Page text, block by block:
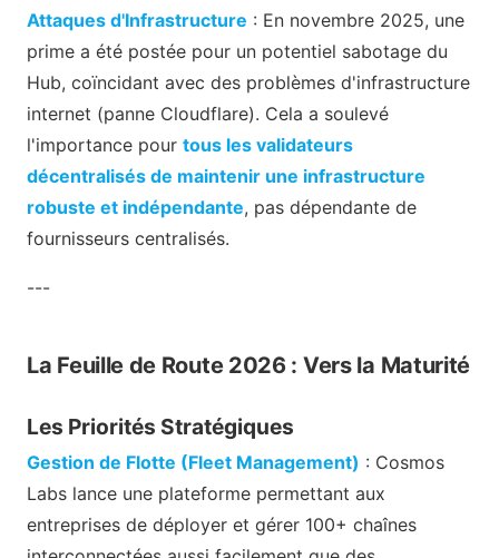
Attaques d'Infrastructure : En novembre 2025, une
prime a été postée pour un potentiel sabotage du
Hub, coïncidant avec des problèmes d'infrastructure
internet (panne Cloudflare). Cela a soulevé
l'importance pour tous les validateurs
décentralisés de maintenir une infrastructure
robuste et indépendante, pas dépendante de
fournisseurs centralisés.
---
La Feuille de Route 2026 : Vers la Maturité
Les Priorités Stratégiques
Gestion de Flotte (Fleet Management) : Cosmos
Labs lance une plateforme permettant aux
entreprises de déployer et gérer 100+ chaînes